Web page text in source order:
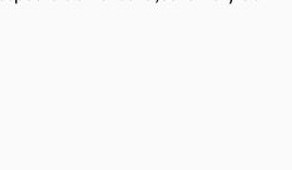
que si se le sale la cuerda
mencion a todas aquellas mujeres a